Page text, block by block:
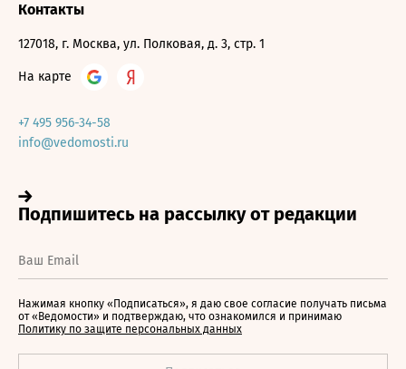
Контакты
127018, г. Москва, ул. Полковая, д. 3, стр. 1
На карте
+7 495 956-34-58
info@vedomosti.ru
Нажимая кнопку «Подписаться», я даю свое согласие получать письма
от «Ведомости» и подтверждаю, что ознакомился и принимаю
Политику по защите персональных данных